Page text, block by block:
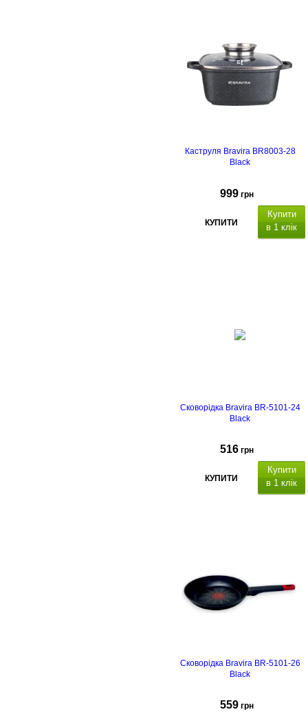
покриттям,підходить для всіх
видів плит, включаючи індукційні,
матеріал кришки: скло, отвір для
пари.
Каструля Bravira BR8003-28
Black
999 грн
КУПИТИ
Купити
в 1 клік
Сковорідка Bravira BR-5101-24
Black
516 грн
КУПИТИ
Купити
в 1 клік
Сковорідка Bravira BR-5101-26
Black
559 грн